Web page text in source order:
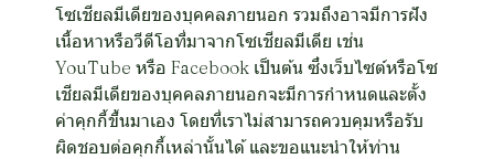
โซเชียลมีเดียของบุคคลภายนอก รวมถึงอาจมีการฝัง
เนื้อหาหรือวีดีโอที่มาจากโซเชียลมีเดีย เช่น
YouTube หรือ Facebook เป็นต้น ซึ่งเว็บไซต์หรือโซ
เชียลมีเดียของบุคคลภายนอกจะมีการกำหนดและตั้ง
ค่าคุกกี้ขึ้นมาเอง โดยที่เราไม่สามารถควบคุมหรือรับ
ผิดชอบต่อคุกกี้เหล่านั้นได้ และขอแนะนำให้ท่าน